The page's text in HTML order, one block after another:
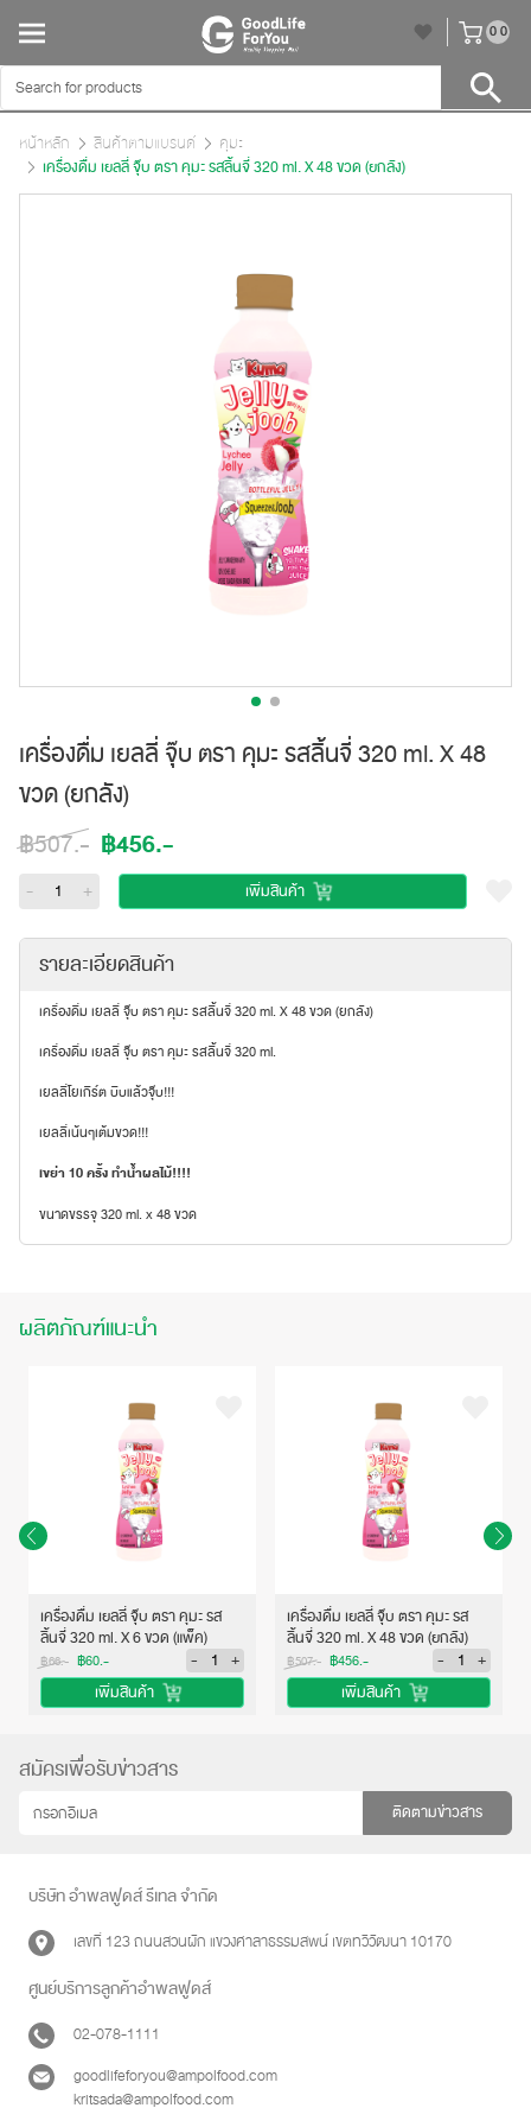
00
หน้าหลัก สินค้าตามแบรนด์
คุมะ
เครื่องดื่ม เยลลี่ จุ๊บ ตรา คุมะ รสลิ้นจี่ 320 ml. X 48 ขวด (ยกลัง)
เครื่องดื่ม เยลลี่ จุ๊บ ตรา คุมะ รสลิ้นจี่ 320 ml. X 48
ขวด (ยกลัง)
฿507.- ฿456.-
- + เพิ่มสินค้า
รายละเอียดสินค้า
เครื่องดื่ม เยลลี่ จุ๊บ ตรา คุมะ รสลิ้นจี่ 320 ml. X 48 ขวด (ยกลัง)
เครื่องดื่ม เยลลี่ จุ๊บ ตรา คุมะ รสลิ้นจี่ 320 ml.
เยลลี่โยเกิร์ต บีบแล้วจุ๊บ!!!
เยลลี่เน้นๆเต้มขวด!!!
เขย่า 10 ครั้ง ทำน้ำผลไม้!!!!
ขนาดขรรจุ 320 ml. x 48 ขวด
ผลิตภัณฑ์แนะนำ
เครื่องดื่ม เยลลี่ จุ๊บ ตรา คุมะ รส
ลิ้นจี่ 320 ml. X 6 ขวด (แพ็ค)
฿66.- ฿60.- -
+
เพิ่มสินค้า
เครื่องดื่ม เยลลี่ จุ๊บ ตรา คุมะ รส
ลิ้นจี่ 320 ml. X 48 ขวด (ยกลัง)
฿507.- ฿456.- -
+
เพิ่มสินค้า
สมัครเพื่อรับข่าวสาร
ติดตามข่าวสาร
บริษัท อำพลฟูดส์ รีเทล จำกัด
เลขที่ 123 ถนนสวนผัก แขวงศาลาธรรมสพน์ เขตทวีวัฒนา 10170
ศูนย์บริการลูกค้าอำพลฟูดส์
02-078-1111
goodlifeforyou@ampolfood.com
kritsada@ampolfood.com